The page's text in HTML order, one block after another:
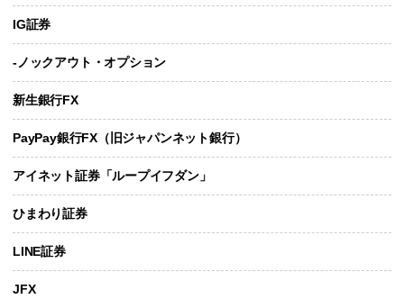
IG証券
-ノックアウト・オプション
新生銀行FX
PayPay銀行FX（旧ジャパンネット銀行）
アイネット証券「ループイフダン」
ひまわり証券
LINE証券
JFX